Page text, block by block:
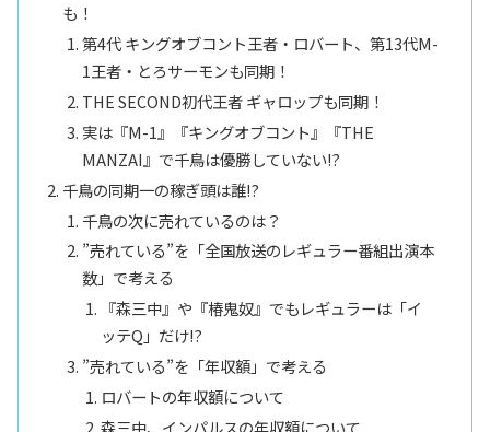
も！
第4代 キングオブコント王者・ロバート、第13代M-
1王者・とろサーモンも同期！
THE SECOND初代王者 ギャロップも同期！
実は『M-1』『キングオブコント』『THE
MANZAI』で千鳥は優勝していない!?
千鳥の同期一の稼ぎ頭は誰!?
千鳥の次に売れているのは？
”売れている”を「全国放送のレギュラー番組出演本
数」で考える
『森三中』や『椿鬼奴』でもレギュラーは「イ
ッテQ」だけ!?
”売れている”を「年収額」で考える
ロバートの年収額について
森三中、インパルスの年収額について